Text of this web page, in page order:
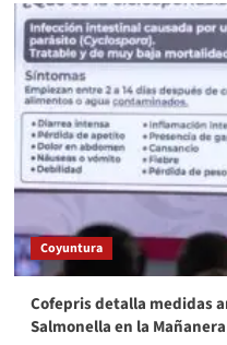
Coyuntura
Cofepris detalla medidas
Salmonella en la Mañanera